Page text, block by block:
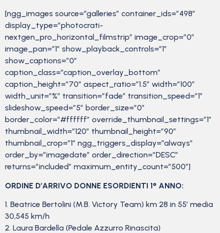
[ngg_images source=”galleries” container_ids=”498″
display_type=”photocrati-
nextgen_pro_horizontal_filmstrip” image_crop=”0″
image_pan=”1″ show_playback_controls=”1″
show_captions=”0″
caption_class=”caption_overlay_bottom”
caption_height=”70″ aspect_ratio=”1.5″ width=”100″
width_unit=”%” transition=”fade” transition_speed=”1″
slideshow_speed=”5″ border_size=”0″
border_color=”#ffffff” override_thumbnail_settings=”1″
thumbnail_width=”120″ thumbnail_height=”90″
thumbnail_crop=”1″ ngg_triggers_display=”always”
order_by=”imagedate” order_direction=”DESC”
returns=”included” maximum_entity_count=”500″]
ORDINE D’ARRIVO DONNE ESORDIENTI 1° ANNO:
1. Beatrice Bertolini (M.B. Victory Team) km 28 in 55′ media
30,545 km/h
2. Laura Bardella (Pedale Azzurro Rinascita)